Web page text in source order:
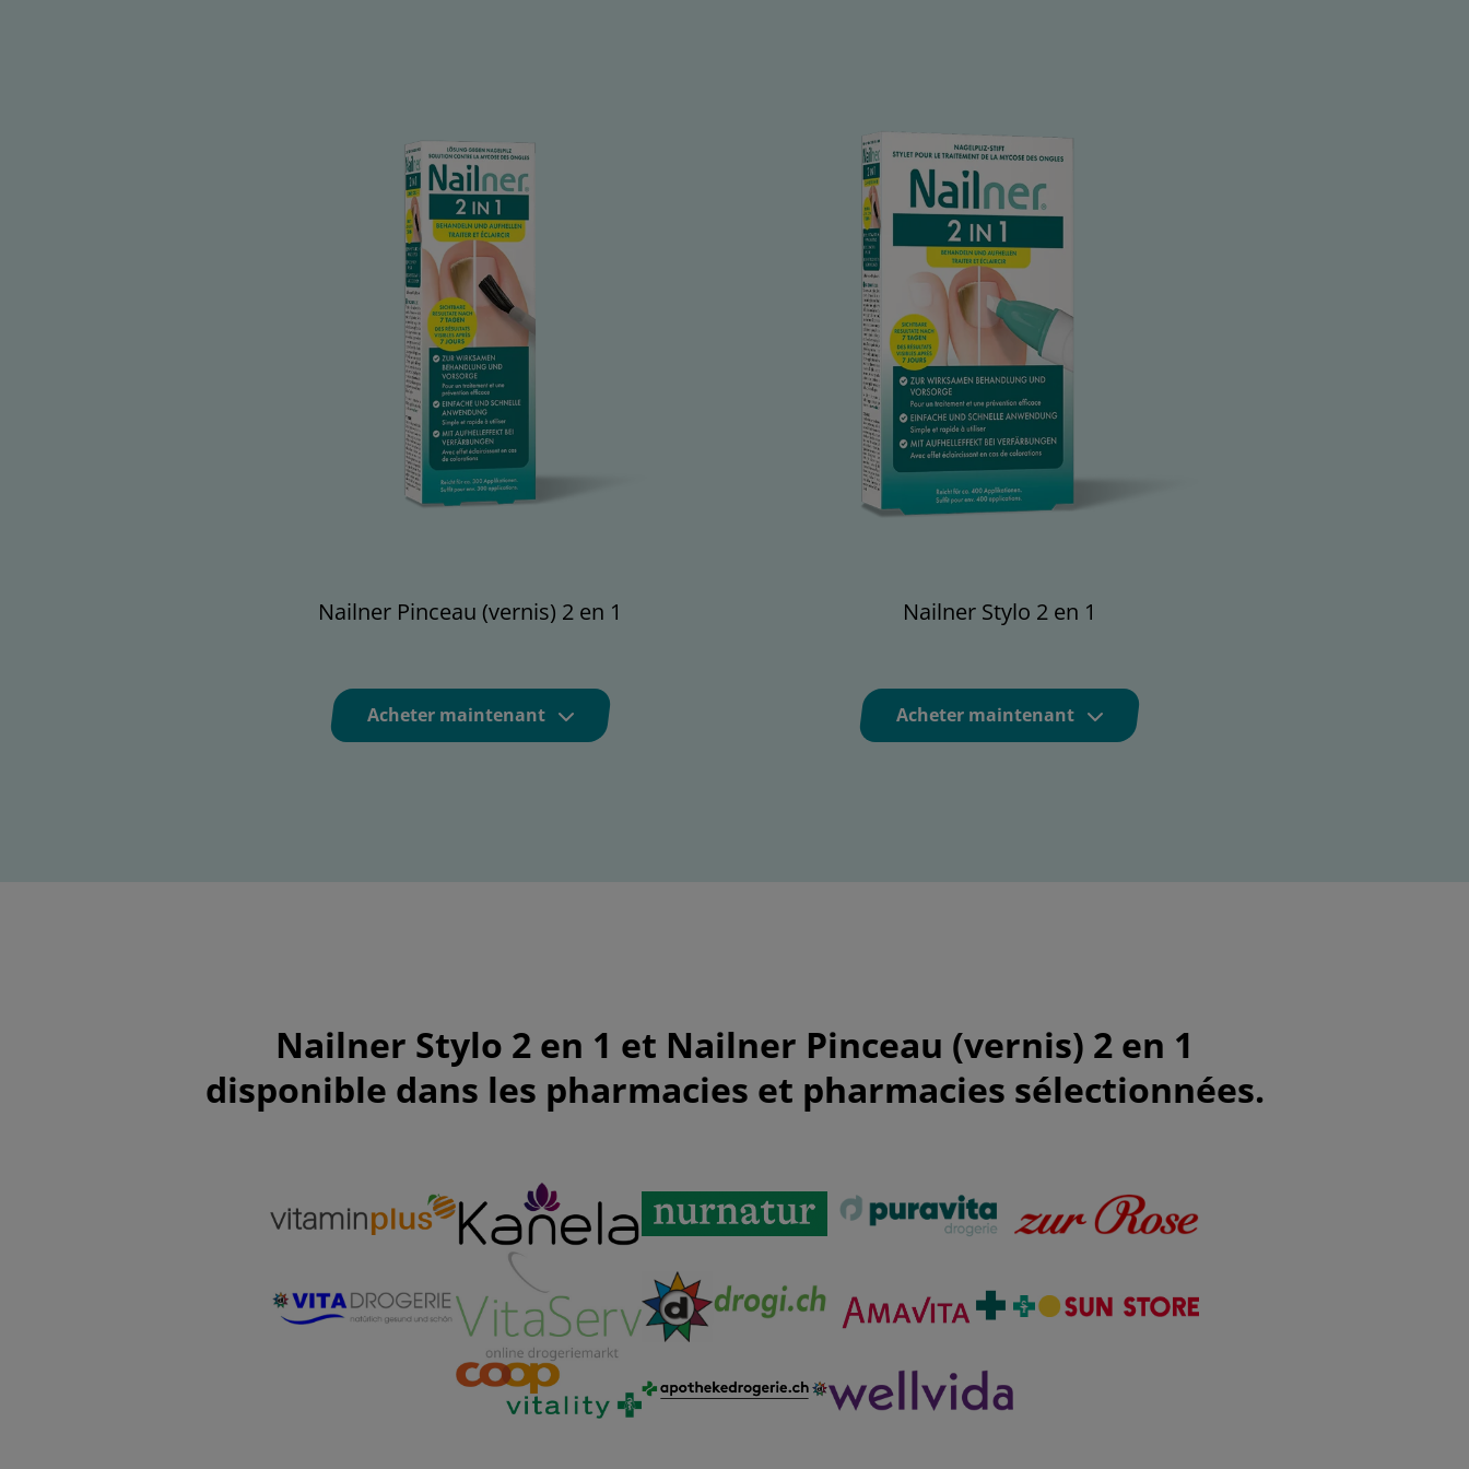
Nailner Pinceau (vernis) 2 en 1
Acheter maintenant
Nailner Stylo 2 en 1
Acheter maintenant
Nailner Stylo 2 en 1 et Nailner Pinceau (vernis) 2 en 1
disponible dans les pharmacies et pharmacies sélectionnées.